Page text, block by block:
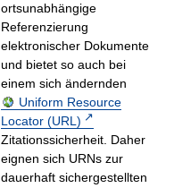
ortsunabhängige
Referenzierung
elektronischer Dokumente
und bietet so auch bei
einem sich ändernden
Uniform Resource
Locator (URL)
Zitationssicherheit. Daher
eignen sich URNs zur
dauerhaft sichergestellten